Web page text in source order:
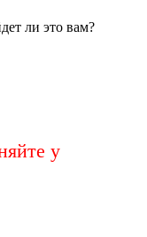
ли это вам?
у